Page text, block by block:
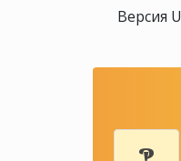
Версия